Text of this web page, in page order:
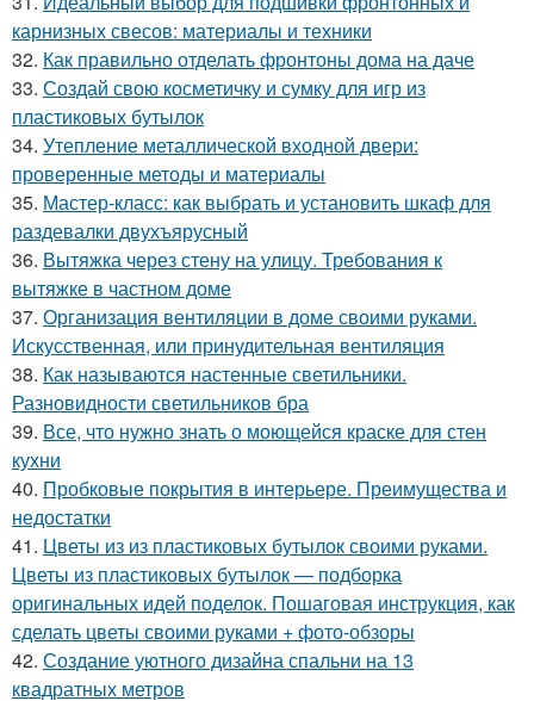
карнизных свесов: материалы и техники
32. Как правильно отделать фронтоны дома на даче
33. Создай свою косметичку и сумку для игр из
пластиковых бутылок
34. Утепление металлической входной двери:
проверенные методы и материалы
35. Мастер-класс: как выбрать и установить шкаф для
раздевалки двухъярусный
36. Вытяжка через стену на улицу. Требования к
вытяжке в частном доме
37. Организация вентиляции в доме своими руками.
Искусственная, или принудительная вентиляция
38. Как называются настенные светильники.
Разновидности светильников бра
39. Все, что нужно знать о моющейся краске для стен
кухни
40. Пробковые покрытия в интерьере. Преимущества и
недостатки
41. Цветы из из пластиковых бутылок своими руками.
Цветы из пластиковых бутылок — подборка
оригинальных идей поделок. Пошаговая инструкция, как
сделать цветы своими руками + фото-обзоры
42. Создание уютного дизайна спальни на 13
квадратных метров